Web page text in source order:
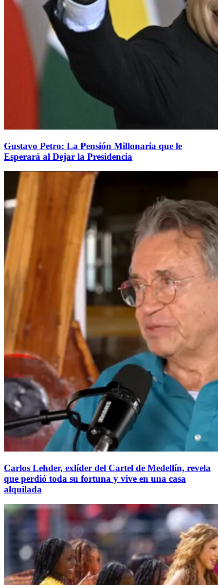
Gustavo Petro: La Pensión Millonaria que le
Esperará al Dejar la Presidencia
Carlos Lehder, exlíder del Cartel de Medellín, revela
que perdió toda su fortuna y vive en una casa
alquilada